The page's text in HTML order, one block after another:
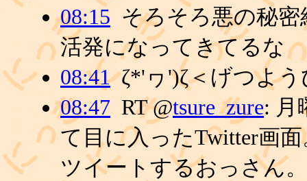
08:15 そろそろ悪の秘
活発になってきてるな
08:41 ζ*'ヮ')ζ＜げつよう
08:47 RT @tsure_zure: 月
て目に入ったTwitter画
ツイートするおっさん